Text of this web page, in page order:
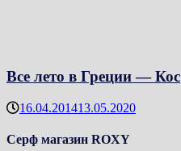
Все лето в Греции — Кос
16.04.201413.05.2020
Серф магазин ROXY